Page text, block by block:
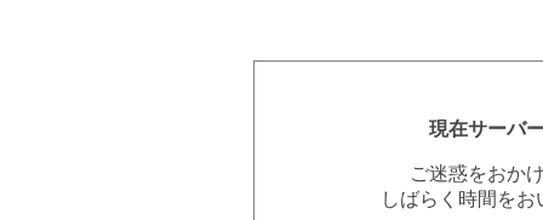
現在サーバ
ご迷惑をおか
しばらく時間を